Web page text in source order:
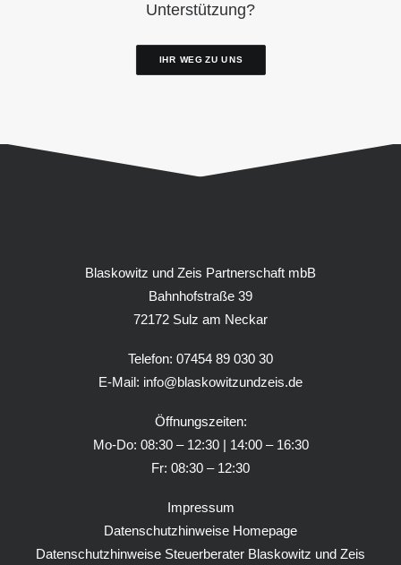
Unterstützung?
IHR WEG ZU UNS
Blaskowitz und Zeis Partnerschaft mbB
Bahnhofstraße 39
72172 Sulz am Neckar
Telefon: 07454 89 030 30
E-Mail: info@blaskowitzundzeis.de
Öffnungszeiten:
Mo-Do: 08:30 – 12:30 | 14:00 – 16:30
Fr: 08:30 – 12:30
Impressum
Datenschutzhinweise Homepage
Datenschutzhinweise Steuerberater Blaskowitz und Zeis